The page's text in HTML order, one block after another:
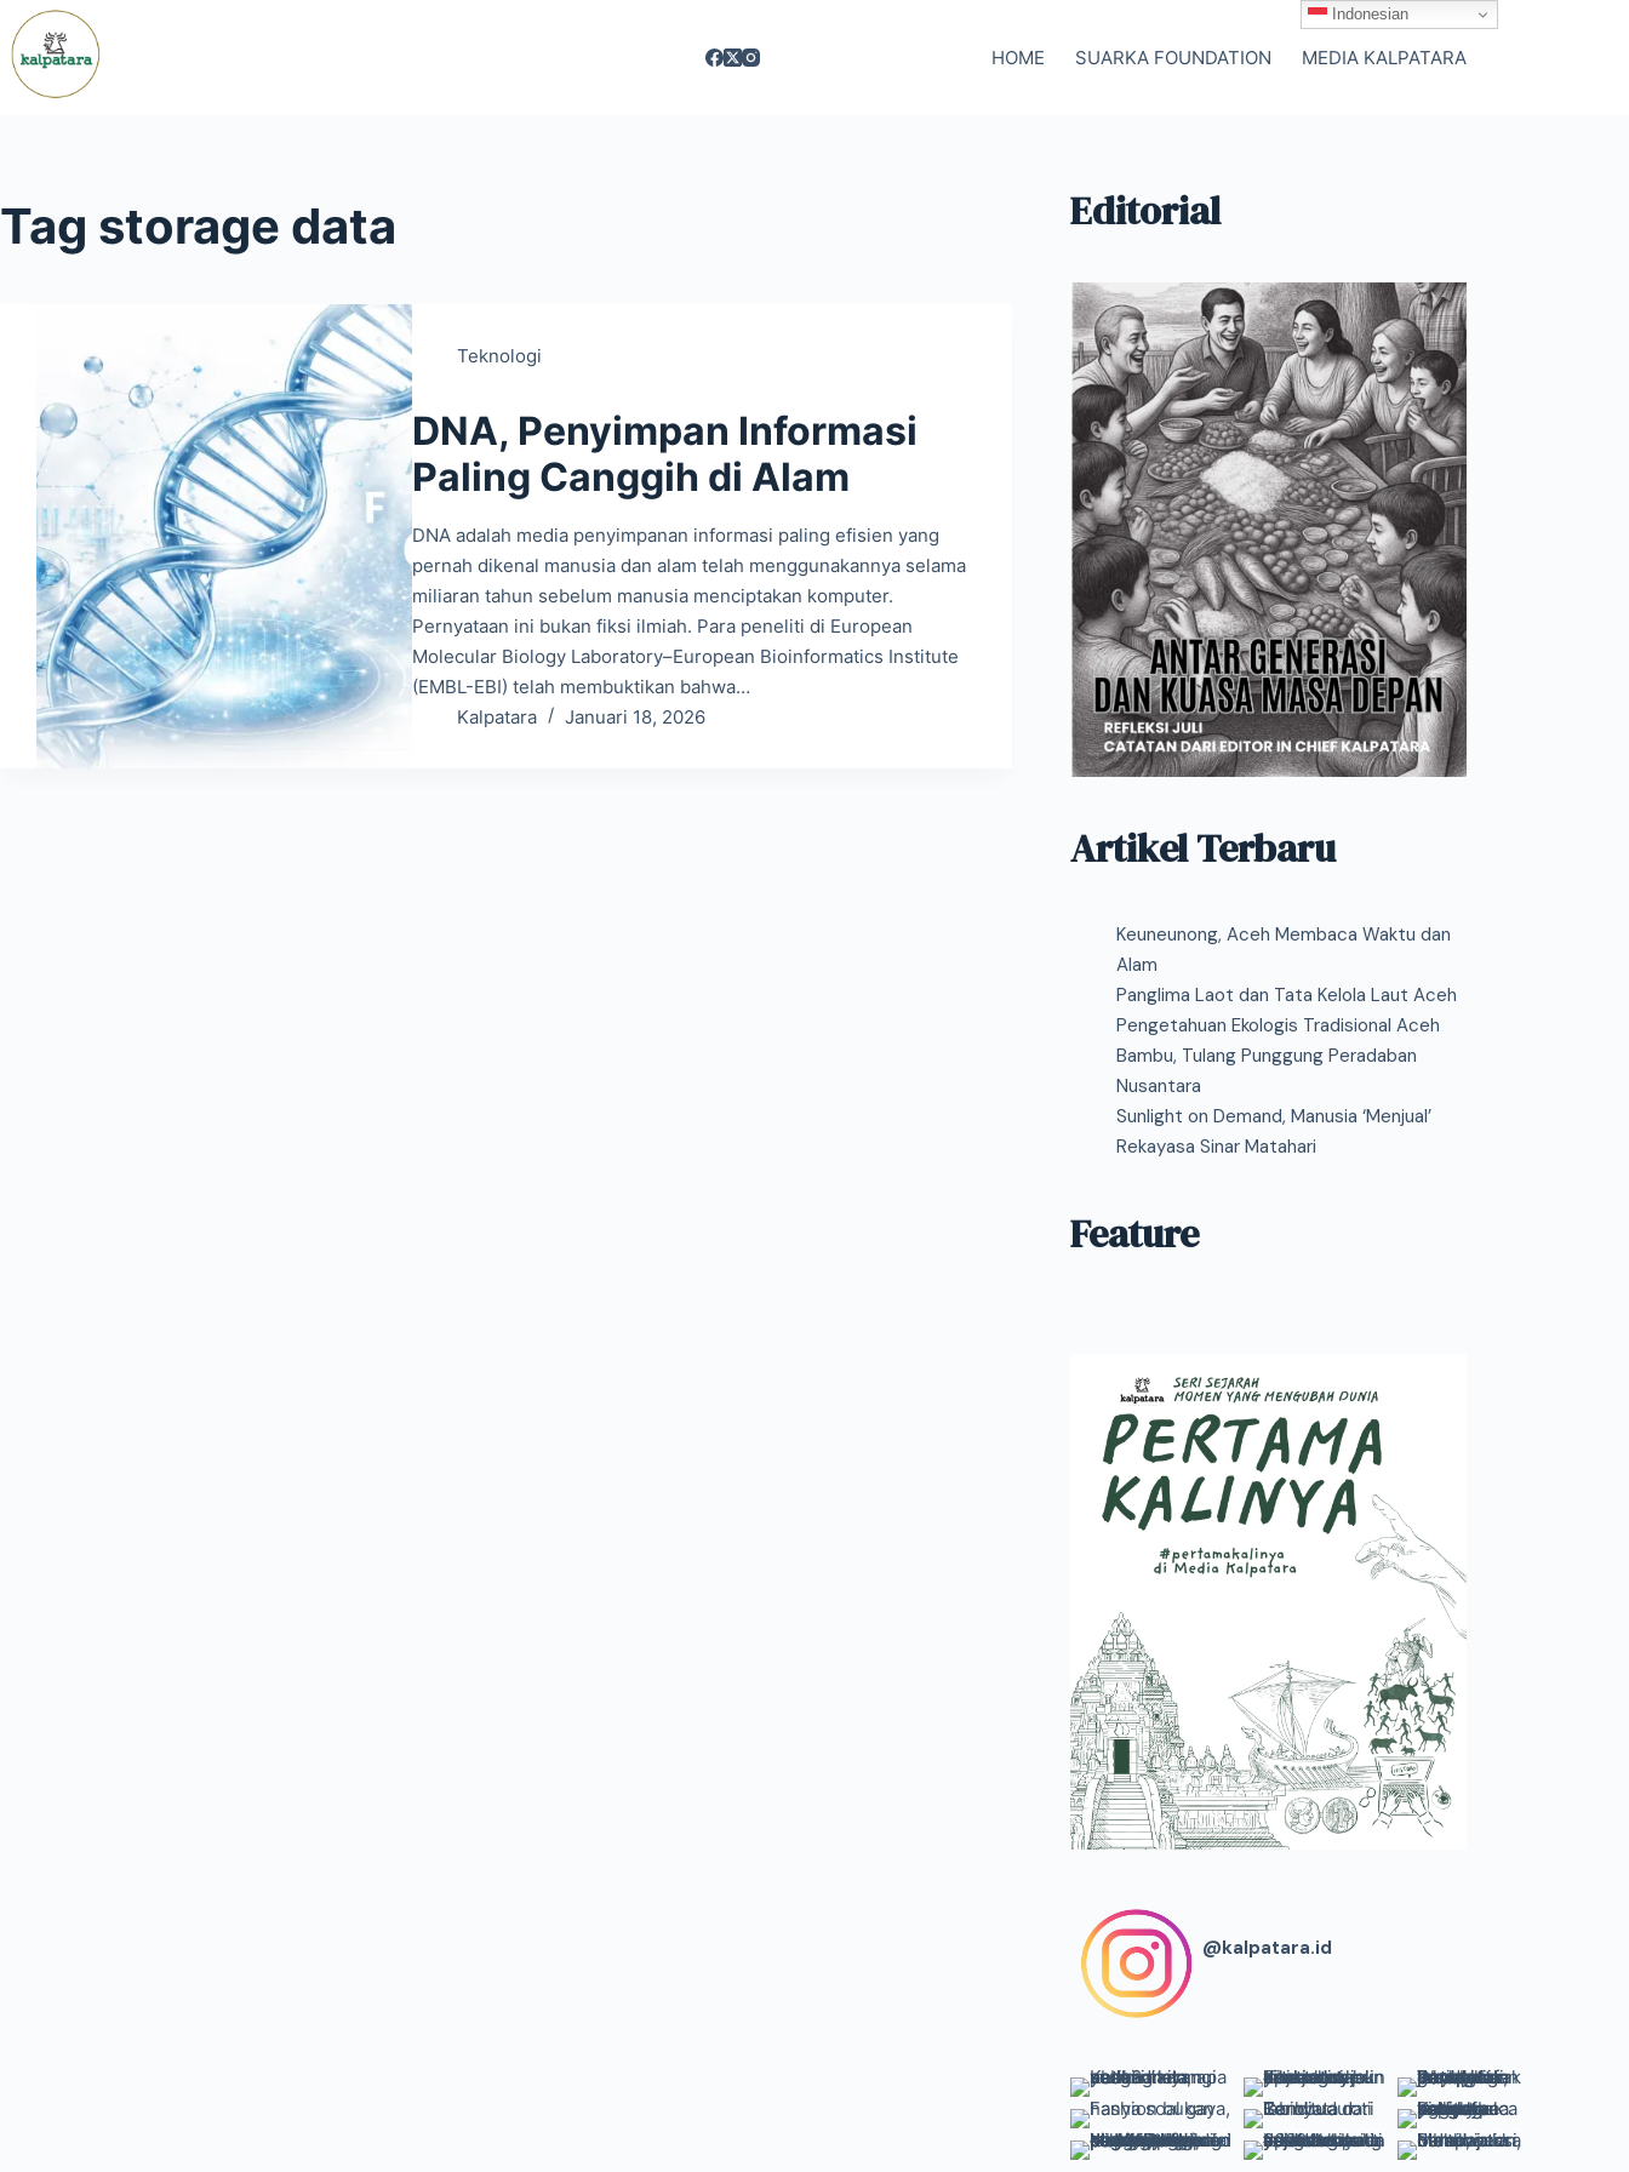
Skip
to
content
HOME SUARKA FOUNDATION MEDIA KALPATARA
Tag storage data
Teknologi
DNA, Penyimpan Informasi
Paling Canggih di Alam
DNA adalah media penyimpanan informasi paling efisien yang
pernah dikenal manusia dan alam telah menggunakannya selama
miliaran tahun sebelum manusia menciptakan komputer.
Pernyataan ini bukan fiksi ilmiah. Para peneliti di European
Molecular Biology Laboratory–European Bioinformatics Institute
(EMBL-EBI) telah membuktikan bahwa…
Kalpatara
Januari 18, 2026
Editorial
Artikel Terbaru
Keuneunong, Aceh Membaca Waktu dan
Alam
Panglima Laot dan Tata Kelola Laut Aceh
Pengetahuan Ekologis Tradisional Aceh
Bambu, Tulang Punggung Peradaban
Nusantara
Sunlight on Demand, Manusia ‘Menjual’
Rekayasa Sinar Matahari
Feature
@kalpatara.id
Indonesian